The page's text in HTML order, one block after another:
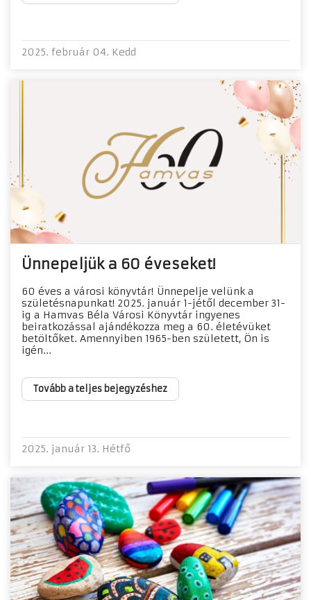
2025. február 04. Kedd
Ünnepeljük a 60 éveseket!
60 éves a városi könyvtár! Ünnepelje velünk a
születésnapunkat! 2025. január 1-jétől december 31-
ig a Hamvas Béla Városi Könyvtár ingyenes
beiratkozással ajándékozza meg a 60. életévüket
betöltőket. Amennyiben 1965-ben született, Ön is
igén...
Tovább a teljes bejegyzéshez
2025. január 13. Hétfő